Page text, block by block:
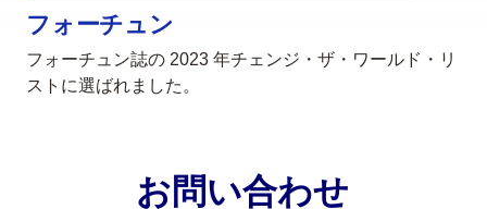
フォーチュン
フォーチュン誌の 2023 年チェンジ・ザ・ワールド・リ
ストに選ばれました。
お問い合わせ